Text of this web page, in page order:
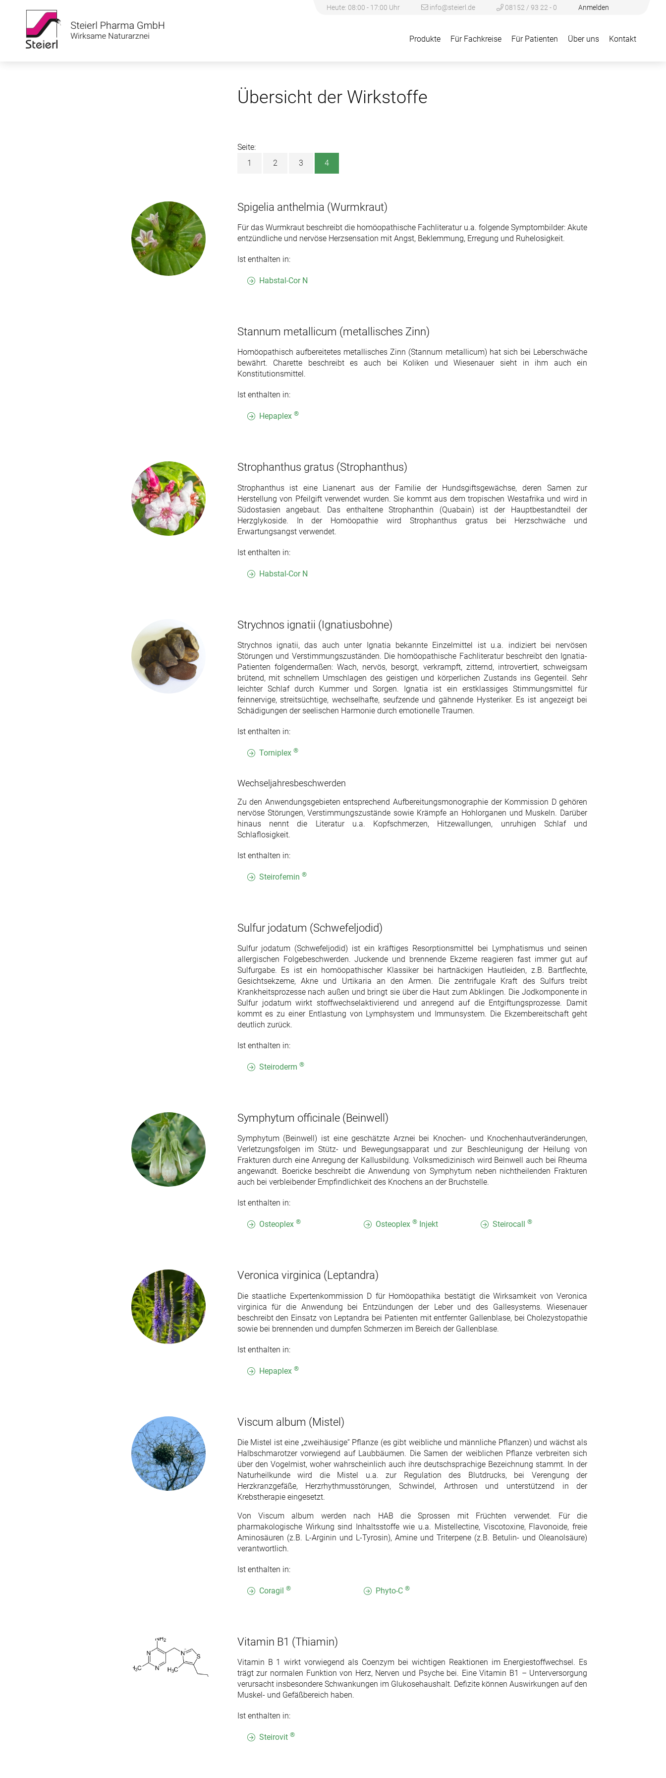
Heute: 08:00 - 17:00 Uhr info@steierl.de 08152 / 93 22 - 0 Anmelden
Produkte Für Fachkreise Für Patienten Über uns Kontakt
Übersicht der Wirkstoffe
Seite:
1
2 3 4
Spigelia anthelmia (Wurmkraut)
Für das Wurmkraut beschreibt die homöopathische Fachliteratur u.a. folgende Symptombilder: Akute
entzündliche und nervöse Herzsensation mit Angst, Beklemmung, Erregung und Ruhelosigkeit.
Ist enthalten in:
Habstal-Cor N
Stannum metallicum (metallisches Zinn)
Homöopathisch aufbereitetes metallisches Zinn (Stannum metallicum) hat sich bei Leberschwäche
bewährt. Charette beschreibt es auch bei Koliken und Wiesenauer sieht in ihm auch ein
Konstitutionsmittel.
Ist enthalten in:
Hepaplex ®
Strophanthus gratus (Strophanthus)
Strophanthus ist eine Lianenart aus der Familie der Hundsgiftsgewächse, deren Samen zur
Herstellung von Pfeilgift verwendet wurden. Sie kommt aus dem tropischen Westafrika und wird in
Südostasien angebaut. Das enthaltene Strophanthin (Quabain) ist der Hauptbestandteil der
Herzglykoside. In der Homöopathie wird Strophanthus gratus bei Herzschwäche und
Erwartungsangst verwendet.
Ist enthalten in:
Habstal-Cor N
Strychnos ignatii (Ignatiusbohne)
Strychnos ignatii, das auch unter Ignatia bekannte Einzelmittel ist u.a. indiziert bei nervösen
Störungen und Verstimmungszuständen. Die homöopathische Fachliteratur beschreibt den Ignatia-
Patienten folgendermaßen: Wach, nervös, besorgt, verkrampft, zitternd, introvertiert, schweigsam
brütend, mit schnellem Umschlagen des geistigen und körperlichen Zustands ins Gegenteil. Sehr
leichter Schlaf durch Kummer und Sorgen. Ignatia ist ein erstklassiges Stimmungsmittel für
feinnervige, streitsüchtige, wechselhafte, seufzende und gähnende Hysteriker. Es ist angezeigt bei
Schädigungen der seelischen Harmonie durch emotionelle Traumen.
Ist enthalten in:
Torniplex ®
Wechseljahresbeschwerden
Zu den Anwendungsgebieten entsprechend Aufbereitungsmonographie der Kommission D gehören
nervöse Störungen, Verstimmungszustände sowie Krämpfe an Hohlorganen und Muskeln. Darüber
hinaus nennt die Literatur u.a. Kopfschmerzen, Hitzewallungen, unruhigen Schlaf und
Schlaflosigkeit.
Ist enthalten in:
Steirofemin ®
Sulfur jodatum (Schwefeljodid)
Sulfur jodatum (Schwefeljodid) ist ein kräftiges Resorptionsmittel bei Lymphatismus und seinen
allergischen Folgebeschwerden. Juckende und brennende Ekzeme reagieren fast immer gut auf
Sulfurgabe. Es ist ein homöopathischer Klassiker bei hartnäckigen Hautleiden, z.B. Bartflechte,
Gesichtsekzeme, Akne und Urtikaria an den Armen. Die zentrifugale Kraft des Sulfurs treibt
Krankheitsprozesse nach außen und bringt sie über die Haut zum Abklingen. Die Jodkomponente in
Sulfur jodatum wirkt stoffwechselaktivierend und anregend auf die Entgiftungsprozesse. Damit
kommt es zu einer Entlastung von Lymphsystem und Immunsystem. Die Ekzembereitschaft geht
deutlich zurück.
Ist enthalten in:
Steiroderm ®
Symphytum officinale(Beinwell)
Symphytum (Beinwell) ist eine geschätzte Arznei bei Knochen- und Knochenhautveränderungen,
Verletzungsfolgen im Stütz- und Bewegungsapparat und zur Beschleunigung der Heilung von
Frakturen durch eine Anregung der Kallusbildung. Volksmedizinisch wird Beinwell auch bei Rheuma
angewandt. Boericke beschreibt die Anwendung von Symphytum neben nichtheilenden Frakturen
auch bei verbleibender Empfindlichkeit des Knochens an der Bruchstelle.
Ist enthalten in:
Osteoplex ® Osteoplex® Injekt Steirocall ®
Veronica virginica (Leptandra)
Die staatliche Expertenkommission D für Homöopathika bestätigt die Wirksamkeit von Veronica
virginica für die Anwendung bei Entzündungen der Leber und des Gallesystems. Wiesenauer
beschreibt den Einsatz von Leptandra bei Patienten mit entfernter Gallenblase, bei Cholezystopathie
sowie bei brennenden und dumpfen Schmerzen im Bereich der Gallenblase.
Ist enthalten in:
Hepaplex ®
Viscum album (Mistel)
Die Mistel ist eine „zweihäusige“ Pflanze (es gibt weibliche und männliche Pflanzen) und wächst als
Halbschmarotzer vorwiegend auf Laubbäumen. Die Samen der weiblichen Pflanze verbreiten sich
über den Vogelmist, woher wahrscheinlich auch ihre deutschsprachige Bezeichnung stammt. In der
Naturheilkunde wird die Mistel u.a. zur Regulation des Blutdrucks, bei Verengung der
Herzkranzgefäße, Herzrhythmusstörungen, Schwindel, Arthrosen und unterstützend in der
Krebstherapie eingesetzt.
Von Viscum album werden nach HAB die Sprossen mit Früchten verwendet. Für die
pharmakologische Wirkung sind Inhaltsstoffe wie u.a. Mistellectine, Viscotoxine, Flavonoide, freie
Aminosäuren (z.B. L-Arginin und L-Tyrosin), Amine und Triterpene (z.B. Betulin- und Oleanolsäure)
verantwortlich.
Ist enthalten in:
Coragil ® Phyto-C®
Vitamin B1 (Thiamin)
Vitamin B 1 wirkt vorwiegend als Coenzym bei wichtigen Reaktionen im Energiestoffwechsel. Es
trägt zur normalen Funktion von Herz, Nerven und Psyche bei. Eine Vitamin B1 – Unterversorgung
verursacht insbesondere Schwankungen im Glukosehaushalt. Defizite können Auswirkungen auf den
Muskel- und Gefäßbereich haben.
Ist enthalten in:
Steirovit ®